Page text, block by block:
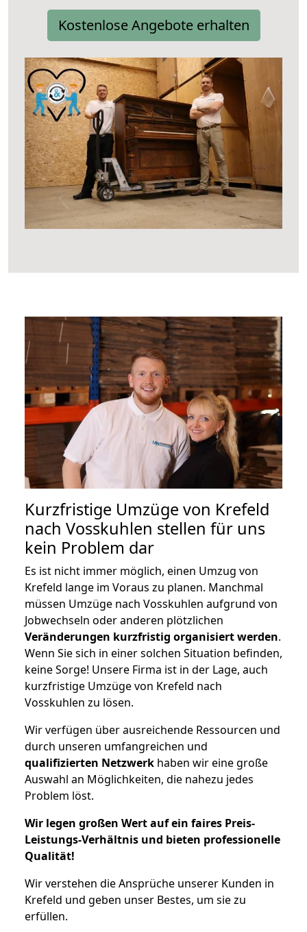
Kostenlose Angebote erhalten
Kurzfristige Umzüge von Krefeld
nach Vosskuhlen stellen für uns
kein Problem dar
Es ist nicht immer möglich, einen Umzug von
Krefeld lange im Voraus zu planen. Manchmal
müssen Umzüge nach Vosskuhlen aufgrund von
Jobwechseln oder anderen plötzlichen
Veränderungen kurzfristig organisiert werden.
Wenn Sie sich in einer solchen Situation befinden,
keine Sorge! Unsere Firma ist in der Lage, auch
kurzfristige Umzüge von Krefeld nach
Vosskuhlen zu lösen.
Wir verfügen über ausreichende Ressourcen und
durch unseren umfangreichen und
qualifizierten Netzwerk haben wir eine große
Auswahl an Möglichkeiten, die nahezu jedes
Problem löst.
Wir legen großen Wert auf ein faires Preis-
Leistungs-Verhältnis und bieten professionelle
Qualität!
Wir verstehen die Ansprüche unserer Kunden in
Krefeld und geben unser Bestes, um sie zu
erfüllen.